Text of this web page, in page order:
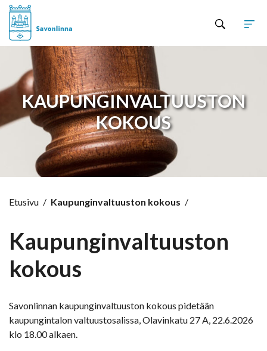
KAUPUNGINVALTUUSTON
KOKOUS
Etusivu / Kaupunginvaltuuston kokous /
Kaupunginvaltuuston
kokous
Savonlinnan kaupunginvaltuuston kokous pidetään
kaupungintalon valtuustosalissa, Olavinkatu 27 A, 22.6.2026
klo 18.00 alkaen.